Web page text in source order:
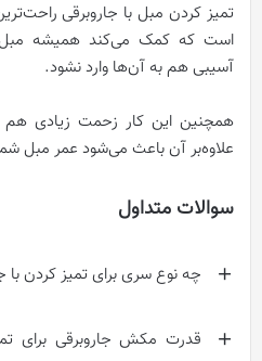
تمیز کردن مبل با جاروبرقی
است که کمک می‌کند همیشه
آسیبی هم به آ‌ن‌ها وارد نشود.
همچنین این کار زحمت زیادی
علاوه‌بر آن باعث می‌شود عمر مبل
سوالات متداول
چه نوع سری برای تمیز کردن
قدرت مکش جاروبرقی برای